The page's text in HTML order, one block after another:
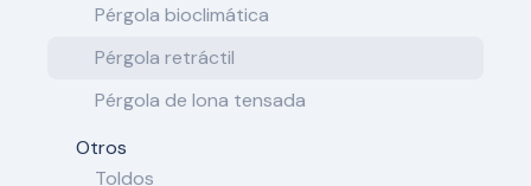
Pérgola bioclimática
Pérgola retráctil
Pérgola de lona tensada
Otros
Toldos